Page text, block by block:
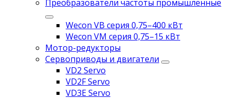
Преобразователи частоты промышленные
Wecon VB серия 0,75–400 кВт
Wecon VM серия 0,75–15 кВт
Мотор-редукторы
Сервоприводы и двигатели
VD2 Servo
VD2F Servo
VD3E Servo